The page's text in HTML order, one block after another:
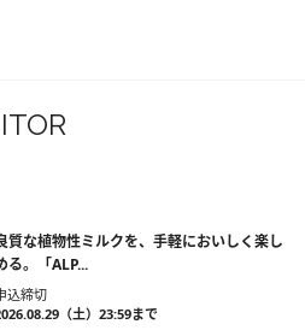
質な植物性ミルクを、手軽においしく楽し
る。「ALP...
込締切
（土）23:59まで